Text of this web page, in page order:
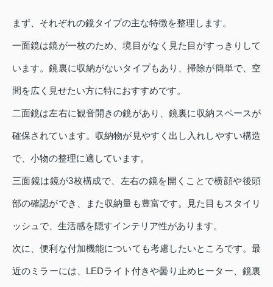
まず、それぞれの鏡タイプの主な特徴を整理します。
一面鏡は鏡が一枚のため、境目がなく見た目がすっきりして
います。鏡裏に収納がないタイプもあり、掃除が簡単で、空
間を広く見せたい方に特におすすめです。
二面鏡は左右に観音開きの鏡があり、鏡裏に収納スペースが
確保されています。収納物が見やすく出し入れしやすい構造
で、小物の整理に適しています。
三面鏡は鏡が3枚構成で、左右の鏡を開くことで横顔や後頭
部の確認ができ、また収納量も豊富です。見た目もスタイリ
ッシュで、生活感を隠すインテリア性があります。
次に、便利な付加機能についても考慮したいところです。最
近のミラーには、LEDライト付きや曇り止めヒーター、鏡裏